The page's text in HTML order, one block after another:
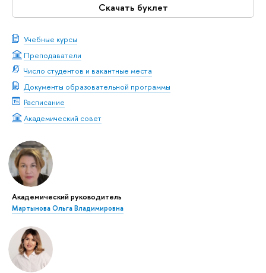
Скачать буклет
Учебные курсы
Преподаватели
Число студентов и вакантные места
Документы образовательной программы
Расписание
Академический совет
Академический руководитель
Мартынова Ольга Владимировна